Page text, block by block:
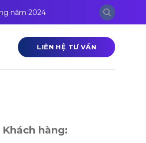
năm 2024
LIÊN HỆ TƯ VẤN
Khách hàng: